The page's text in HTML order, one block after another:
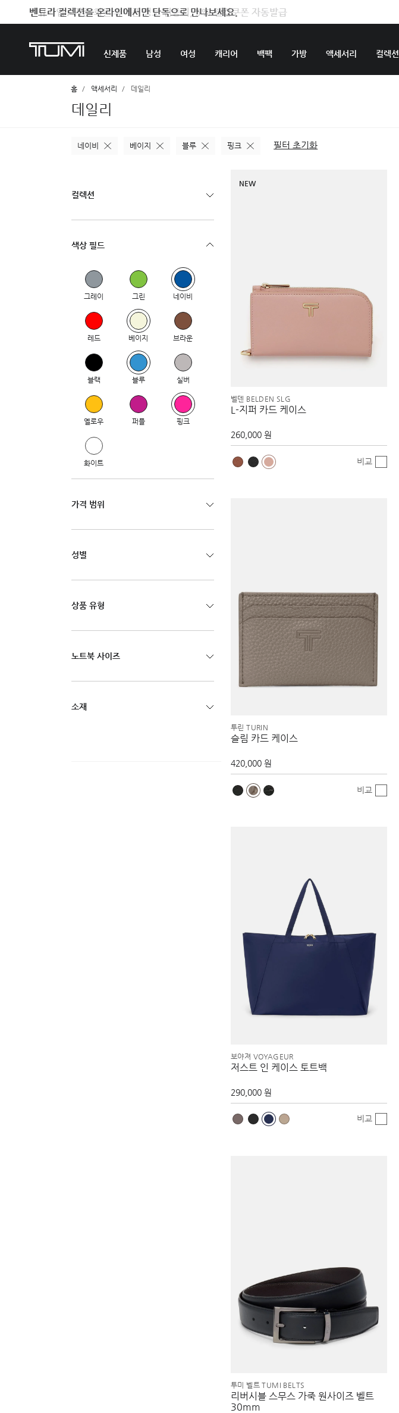
벤트라 컬렉션을 온라인에서만 단독으로 만나보세요.
신제품 남성 여성 캐리어 백팩 가방 액세서리 컬렉션
홈 액세서리 데일리
데일리
필터 초기화
네이비 베이지 블루 핑크
컬렉션
색상 필드
그레이 그린 네이비
레드 베이지 브라운
블랙 블루 실버
옐로우 퍼플 핑크
화이트
가격 범위
성별
상품 유형
노트북 사이즈
소재
NEW
벨덴 BELDEN SLG
L-지퍼 카드 케이스
260,000 원
비교
투린 TURIN
슬림 카드 케이스
420,000 원
비교
보야져 VOYAGEUR
저스트 인 케이스 토트백
290,000 원
비교
투미 벨트 TUMI BELTS
리버시블 스무스 가죽 원사이즈 벨트
30mm